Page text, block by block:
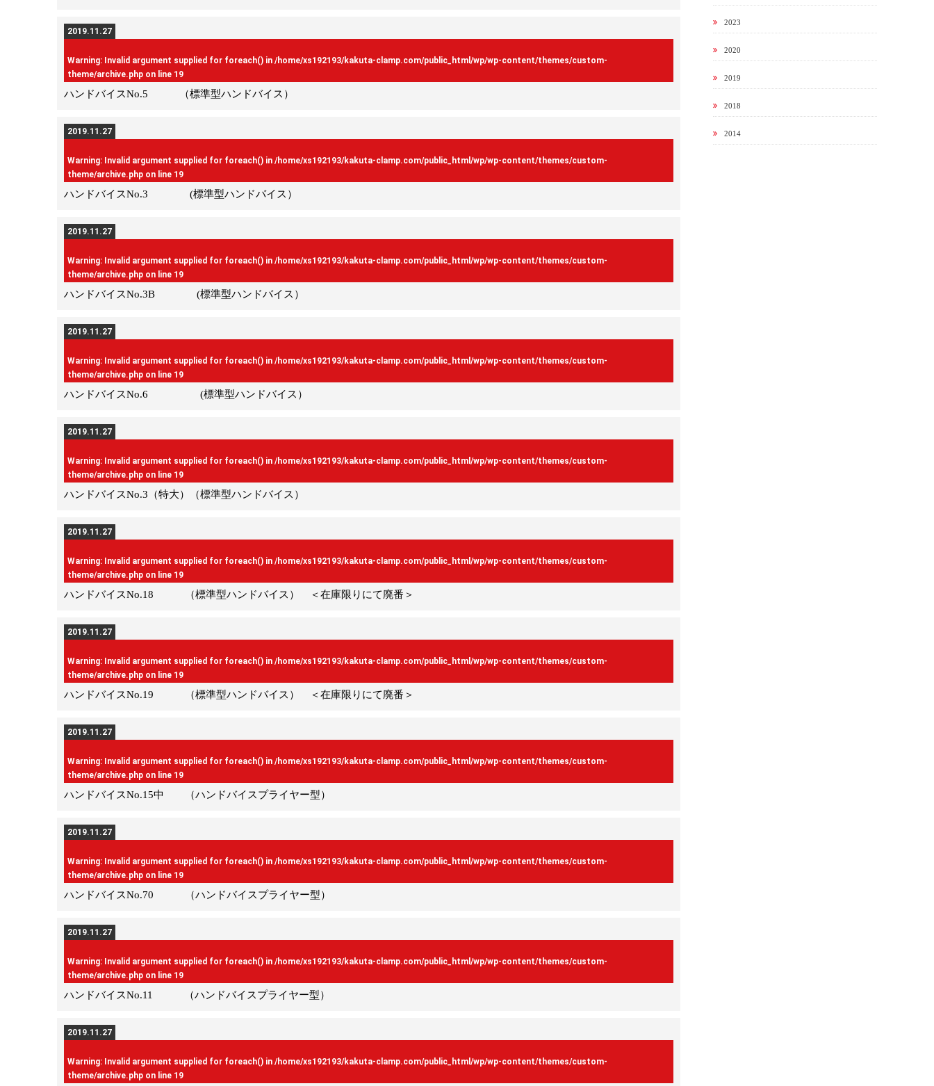
2019.11.27
Warning: Invalid argument supplied for foreach() in /home/xs192193/kakuta-clamp.com/public_html/wp/wp-content/themes/custom-
theme/archive.php on line 19
ハンドバイスNo.5 （標準型ハンドバイス）
2019.11.27
Warning: Invalid argument supplied for foreach() in /home/xs192193/kakuta-clamp.com/public_html/wp/wp-content/themes/custom-
theme/archive.php on line 19
ハンドバイスNo.3 (標準型ハンドバイス）
2019.11.27
Warning: Invalid argument supplied for foreach() in /home/xs192193/kakuta-clamp.com/public_html/wp/wp-content/themes/custom-
theme/archive.php on line 19
ハンドバイスNo.3B (標準型ハンドバイス）
2019.11.27
Warning: Invalid argument supplied for foreach() in /home/xs192193/kakuta-clamp.com/public_html/wp/wp-content/themes/custom-
theme/archive.php on line 19
ハンドバイスNo.6 (標準型ハンドバイス）
2019.11.27
Warning: Invalid argument supplied for foreach() in /home/xs192193/kakuta-clamp.com/public_html/wp/wp-content/themes/custom-
theme/archive.php on line 19
ハンドバイスNo.3（特大）（標準型ハンドバイス）
2019.11.27
Warning: Invalid argument supplied for foreach() in /home/xs192193/kakuta-clamp.com/public_html/wp/wp-content/themes/custom-
theme/archive.php on line 19
ハンドバイスNo.18 （標準型ハンドバイス） ＜在庫限りにて廃番＞
2019.11.27
Warning: Invalid argument supplied for foreach() in /home/xs192193/kakuta-clamp.com/public_html/wp/wp-content/themes/custom-
theme/archive.php on line 19
ハンドバイスNo.19 （標準型ハンドバイス） ＜在庫限りにて廃番＞
2019.11.27
Warning: Invalid argument supplied for foreach() in /home/xs192193/kakuta-clamp.com/public_html/wp/wp-content/themes/custom-
theme/archive.php on line 19
ハンドバイスNo.15中 （ハンドバイスプライヤー型）
2019.11.27
Warning: Invalid argument supplied for foreach() in /home/xs192193/kakuta-clamp.com/public_html/wp/wp-content/themes/custom-
theme/archive.php on line 19
ハンドバイスNo.70 （ハンドバイスプライヤー型）
2019.11.27
Warning: Invalid argument supplied for foreach() in /home/xs192193/kakuta-clamp.com/public_html/wp/wp-content/themes/custom-
theme/archive.php on line 19
ハンドバイスNo.11 （ハンドバイスプライヤー型）
2019.11.27
Warning: Invalid argument supplied for foreach() in /home/xs192193/kakuta-clamp.com/public_html/wp/wp-content/themes/custom-
theme/archive.php on line 19
2023
2020
2019
2018
2014